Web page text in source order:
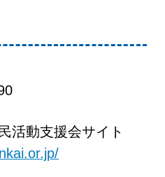
活動支援会サイト